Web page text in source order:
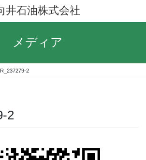
井石油株式会社
メディア
2
2